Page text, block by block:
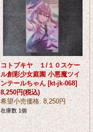
コトブキヤ １/１０スケー
ル創彩少女庭園 小悪魔ツイ
ンテールちゃん [kt-jk-068]
8,250円(税込)
希望小売価格: 8,250円
在庫数 1個